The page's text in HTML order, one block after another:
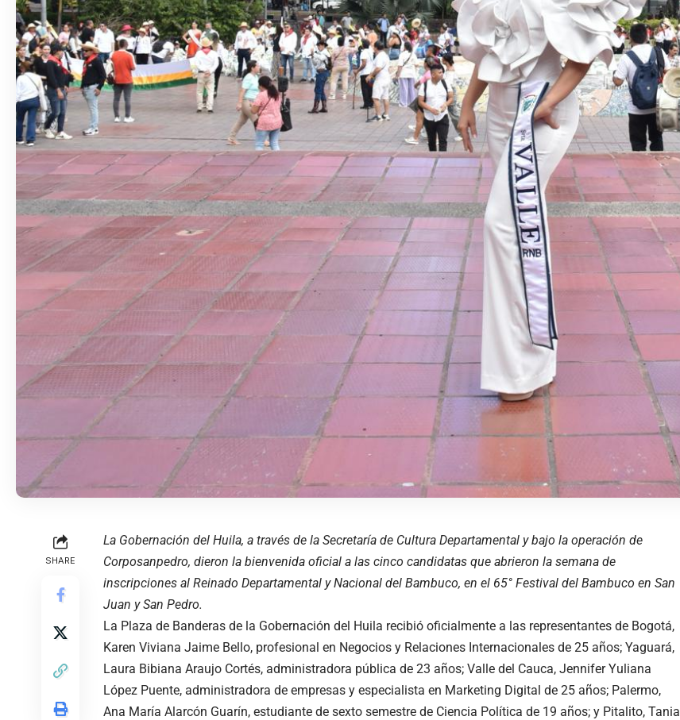
SHARE
La Gobernación del Huila, a través de la Secretaría de Cultura Departamental y bajo la operación de
Corposanpedro, dieron la bienvenida oficial a las cinco candidatas que abrieron la semana de
inscripciones al Reinado Departamental y Nacional del Bambuco, en el 65° Festival del Bambuco en San
Juan y San Pedro.
La Plaza de Banderas de la Gobernación del Huila recibió oficialmente a las representantes de Bogotá,
Karen Viviana Jaime Bello, profesional en Negocios y Relaciones Internacionales de 25 años; Yaguará,
Laura Bibiana Araujo Cortés, administradora pública de 23 años; Valle del Cauca, Jennifer Yuliana
López Puente, administradora de empresas y especialista en Marketing Digital de 25 años; Palermo,
Ana María Alarcón Guarín, estudiante de sexto semestre de Ciencia Política de 19 años; y Pitalito, Tania